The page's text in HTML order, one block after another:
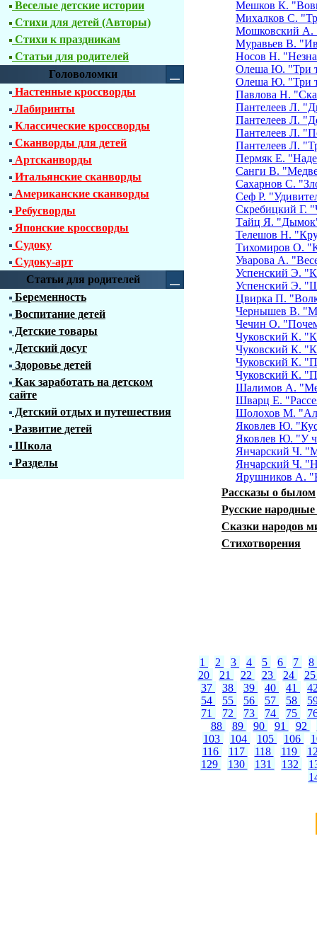
Веселые детские истории
Стихи для детей (Авторы)
Стихи к праздникам
Статьи для родителей
Головоломки
Настенные кроссворды
Лабиринты
Классические кроссворды
Сканворды для детей
Артсканворды
Итальянские сканворды
Американские сканворды
Ребусворды
Японские кроссворды
Судоку
Судоку-арт
Статьи для родителей
Беременность
Воспитание детей
Детские товары
Детский досуг
Здоровье детей
Как заработать на детском
сайте
Детский отдых и путешествия
Развитие детей
Школа
Разделы
Мешков К.
Михалков С.
Мошковский А.
Муравьев В.
Носов Н.
Олеша Ю. "Три
Олеша Ю. "Три
Павлова Н.
Пантелеев Л.
Пантелеев Л.
Пантелеев Л.
Пантелеев Л.
Пермяк Е.
Санги В.
Сахарнов С.
Сеф Р.
Скребицкий Г.
Тайц Я.
Телешов Н.
Тихомиров О.
Уварова А.
Успенский Э.
Успенский Э.
Цвирка П.
Чернышев В.
Чечин О.
Чуковский К.
Чуковский К.
Чуковский К.
Чуковский К.
Шалимов А.
Шварц Е.
Шолохов М.
Яковлев Ю.
Яковлев Ю. "У
Янчарский Ч.
Янчарский Ч.
Ярушников А.
Рассказы о былом
Русские народные
Сказки народов
Стихотворения
1 2 3 4 5 6 7
8
20
21 22 23 24
37
38 39 40 41
54
55 56 57 58
71
72 73 74 75
88
89 90 91 92
103
104 105 106
116
117 118 119
129
130 131 132